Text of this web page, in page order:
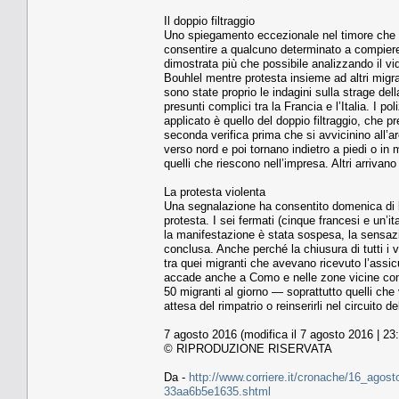
Il doppio filtraggio
Uno spiegamento eccezionale nel timore
consentire a qualcuno determinato a
dimostrata più che possibile analizzando il
Bouhlel mentre protesta insieme ad altri
sono state proprio le indagini sulla strage
presunti complici tra la Francia e l’Italia. I
applicato è quello del doppio filtraggio, che
seconda verifica prima che si avvicinino
verso nord e poi tornano indietro a piedi o in
quelli che riescono nell’impresa. Altri
La protesta violenta
Una segnalazione ha consentito domenica
protesta. I sei fermati (cinque francesi e
la manifestazione è stata sospesa, la
conclusa. Anche perché la chiusura di tutti i
tra quei migranti che avevano ricevuto
accade anche a Como e nelle zone vicine
50 migranti al giorno — soprattutto quelli
attesa del rimpatrio o reinserirli nel circuito
7 agosto 2016 (modifica il 7 agosto 2016 |
© RIPRODUZIONE RISERVATA
Da - http://www.corriere.it/cronache/
33aa6b5e1635.shtml